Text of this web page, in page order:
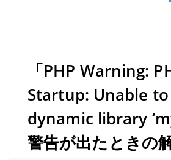
「PHP Warning:
Startup: Unable
dynamic library
警告が出たときの